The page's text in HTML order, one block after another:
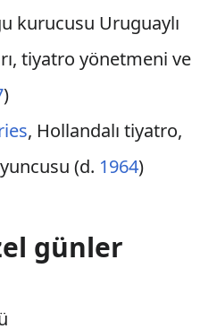
kurucusu Uruguaylı
tiyatro yönetmeni ve
)
, Hollandalı tiyatro,
(d. 1964)
günler